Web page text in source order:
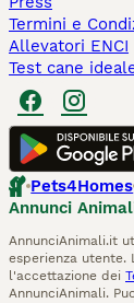
Termini e
Allevatori ENCI
Test cane
Pets4Homes
Annunci
AnnunciAnimali.it
esperienza utente.
l'accettazione dei
AnnunciAnimali.